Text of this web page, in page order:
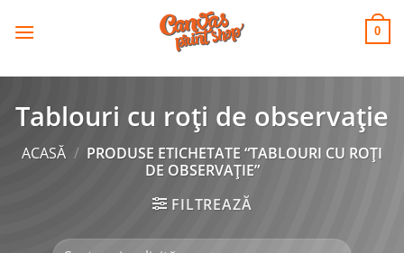
CANVAS
PRINT SHOP 0
Tablouri cu roți de observație
ACASĂ / PRODUSE ETICHETATE “TABLOURI CU ROȚI
DE OBSERVAȚIE”
FILTREAZĂ